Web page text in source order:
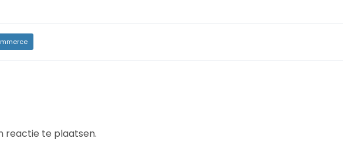
reactie te plaatsen.